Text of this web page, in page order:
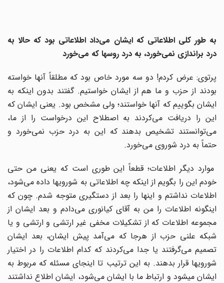
به طور کلی اطلاعاتی که ایشان می‌داد اطلاعاتی بود که حالا به
درد براندازی نمی‌خورد، به درد روسها که می‌خورد
پرتوی: عرض کردم! دو سه مورد خاص بود که مطلقاً آنها خواسته
بودند از حزب و ما هم از ایشان خواستیم. گفتند بدون اینکه به
ایشان بگوییم که آنها خواستند؛ ولی مشخص بود. یعنی ایشان که
این را دریافت می‌‌کردند به اصطلاح این درخواست را از ما،
می‌توانستند تشخیص بدهند که این به درد حزب نمی‌‌خورد و
حتماً به درد شوروی می‌خورد.
موارد دیگر اطلاعات؛ قطعاً این طوری است که یعنی من حتی
خودم این را بگویم از اینکه چه اطلاعاتی به شورویها داده می‌شود،
اطلاعات نداشتم و اینها را بعد از دستگیری متوجه شدم. چون که
اینگونه اطلاعات را من به آقای کیانوری می‌دادم و بعد ایشان از
مجموعه اطلاعات که از تشکیلات مخفی غیر ارتشی و ارتشی و یا
شبکه علنی حزب از هرجا که می‌‌آمد پیش ایشان، بعد ایشان
تصمیم می‌گرفتند یا جدا می‌کردند که کدام اطلاعات را در اختیار
شورویها قرار بدهند. به این ترتیب تا اینجای مسئله که مربوط به
ایشان میشود و ارتباط ما با ایشان می‌شود، ایشان اطلاع نداشتند